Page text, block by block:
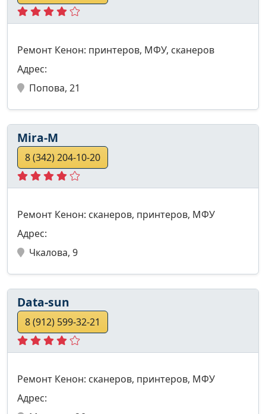
Ремонт Кенон: принтеров, МФУ, сканеров
Адрес:
Попова, 21
Mira-M
8 (342) 204-10-20
Ремонт Кенон: сканеров, принтеров, МФУ
Адрес:
Чкалова, 9
Data-sun
8 (912) 599-32-21
Ремонт Кенон: сканеров, принтеров, МФУ
Адрес: